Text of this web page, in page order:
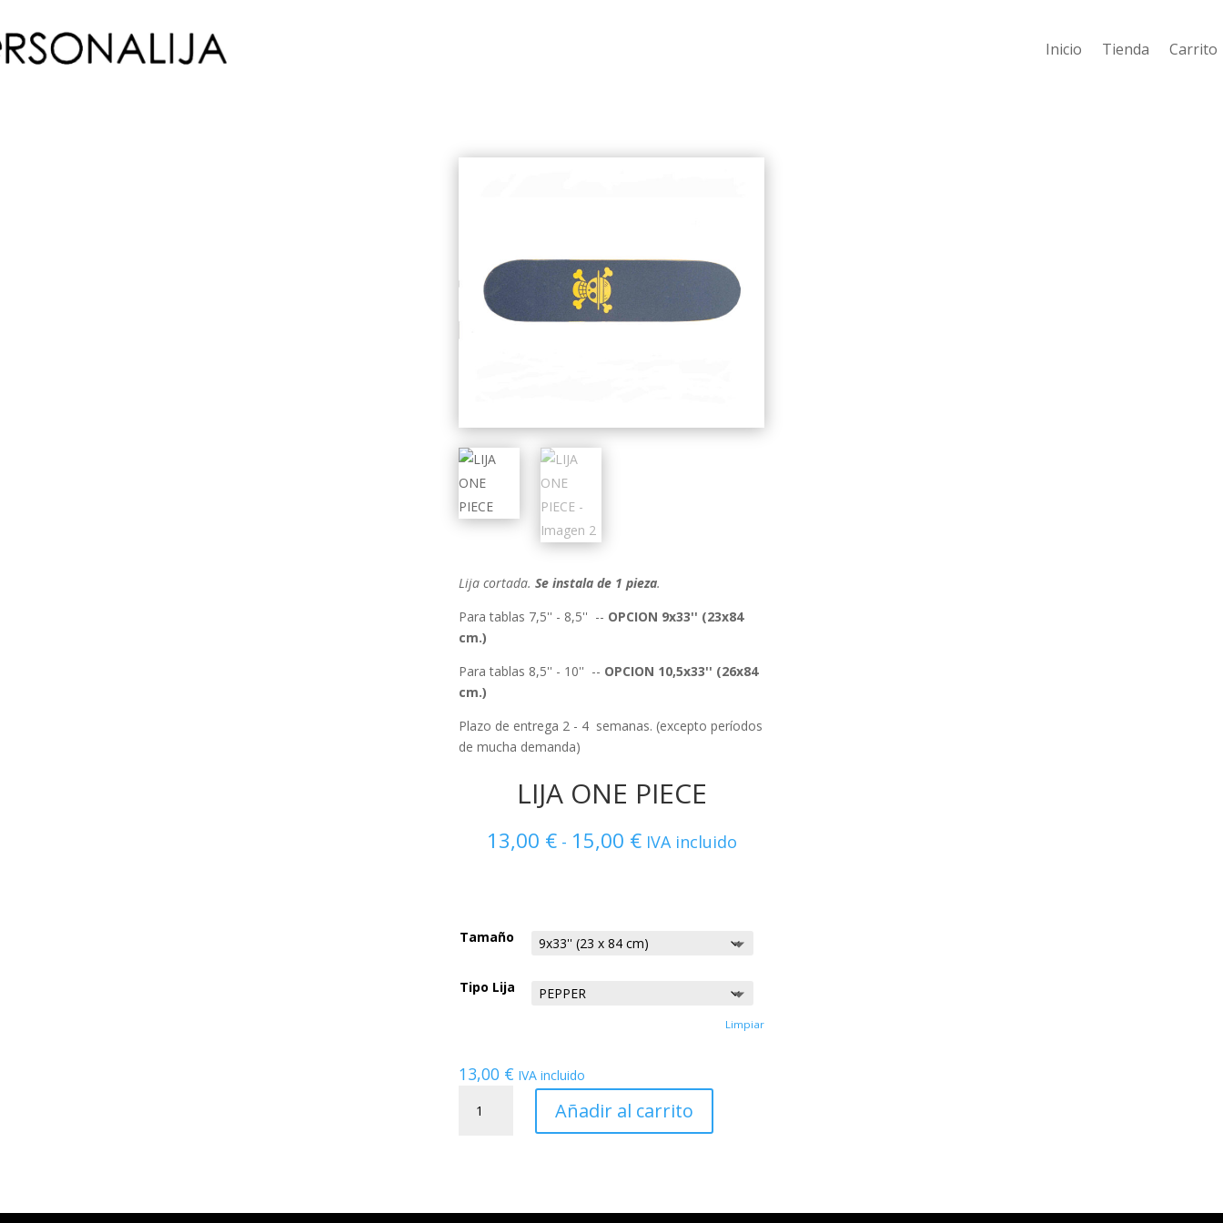
Inicio Tienda Carrito
Lija cortada. Se instala de 1 pieza.
Para tablas 7,5'' - 8,5'' -- OPCION 9x33'' (23x84
cm.)
Para tablas 8,5'' - 10'' -- OPCION 10,5x33'' (26x84
cm.)
Plazo de entrega 2 - 4 semanas. (excepto períodos
de mucha demanda)
LIJA ONE PIECE
13,00 € - 15,00 €Rango
hasta
IVA incluido
Tamaño
Tipo Lija
Limpiar
13,00 € IVA incluido
ONE
PIECE Añadir al carrito